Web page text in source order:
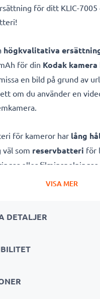
för ditt KLIC-
högkvalitativa
för din Kodak kamera
en bild på grund av
om du använder en
för kameror har lång
väl som reservbatteri för
eller
och utvecklat
för lång
VISA MER
DETALJER